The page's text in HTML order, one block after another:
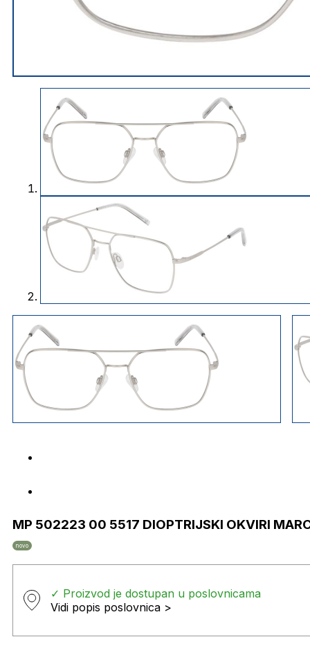
MP 502223 00 5517 DIOPTRIJSKI OKVIRI
novo
✓ Proizvod je dostupan u poslovnicama
Vidi popis poslovnica >